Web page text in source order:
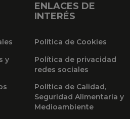
y
ENLACES DE
INTERÉS
Política de Cookies
Política de privacidad
redes sociales
Política de Calidad,
Seguridad Alimentaria y
Medioambiente